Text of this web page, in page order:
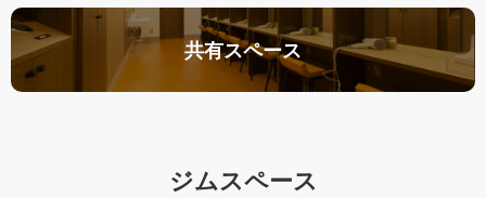
共有スペース
ジムスペース